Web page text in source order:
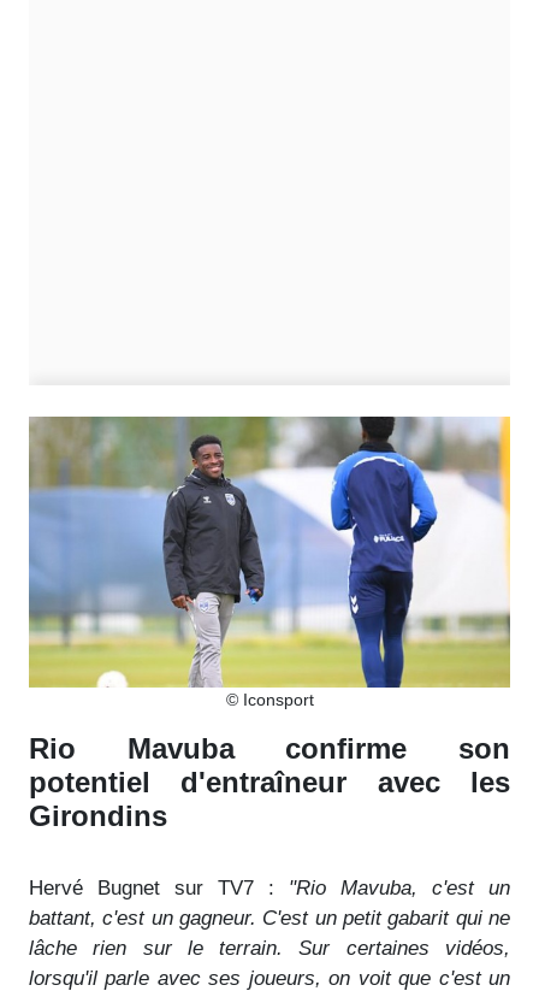
© Iconsport
Rio Mavuba confirme son
potentiel d'entraîneur avec les
Girondins
Hervé Bugnet sur TV7 : "Rio Mavuba, c'est un
battant, c'est un gagneur. C'est un petit gabarit qui ne
lâche rien sur le terrain. Sur certaines vidéos,
lorsqu'il parle avec ses joueurs, on voit que c'est un